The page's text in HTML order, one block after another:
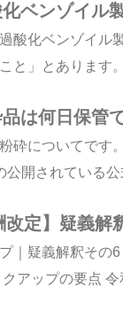
ベンゾイル
酸化ベンゾイ
と」とあります
は何日保管
砕についてで
公開されている
改定】疑義
｜疑義解釈その
アップの要点